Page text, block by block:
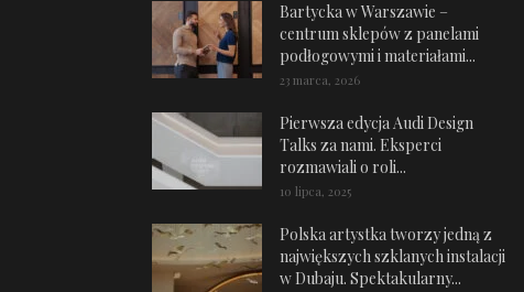
Bartycka w Warszawie –
centrum sklepów z panelami
podłogowymi i materiałami...
23 marca, 2026
Pierwsza edycja Audi Design
Talks za nami. Eksperci
rozmawiali o roli...
10 lipca, 2025
Polska artystka tworzy jedną z
największych szklanych instalacji
w Dubaju. Spektakularny...